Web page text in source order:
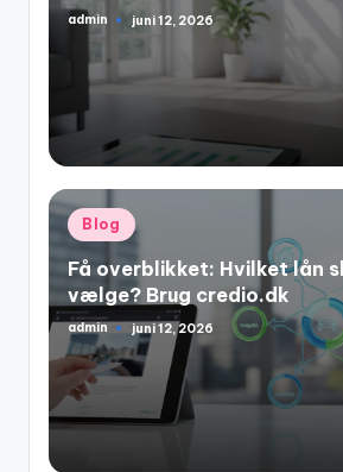
Posted
admin juni 12, 2026
Posted
in
Blog
Få overblikket: Hvilket lån
vælge? Brug credio.dk
Posted
by
admin juni 12, 2026